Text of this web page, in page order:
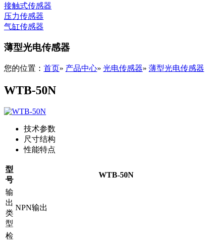
接触式传感器
压力传感器
气缸传感器
薄型光电传感器
您的位置： 首页» 产品中心» 光电传感器» 薄型光电传感器
WTB-50N
技术参数
尺寸结构
性能特点
型
号
WTB-50N
输
出
类
型
NPN输出
检